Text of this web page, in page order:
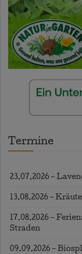
Termine
23.07.2026 –
13.08.2026 –
17.08.2026 –
Straden
09.09.2026 –